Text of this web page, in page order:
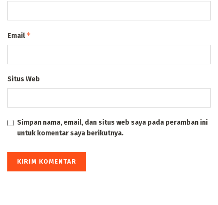
Email*
Situs Web
Simpan nama, email, dan situs web saya pada peramban ini
untuk komentar saya berikutnya.